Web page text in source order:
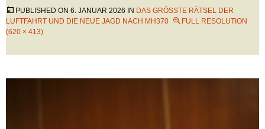
PUBLISHED ON 6. JANUAR 2026 IN DAS GRÖSSTE RÄTSEL DER L
UFTFAHRT UND DIE NEUE JAGD NACH MH370
FULL RESOLUTION
(620 × 413)